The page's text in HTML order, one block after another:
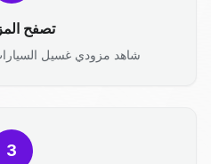
تصفح
شاهد مزودي غسيل
3